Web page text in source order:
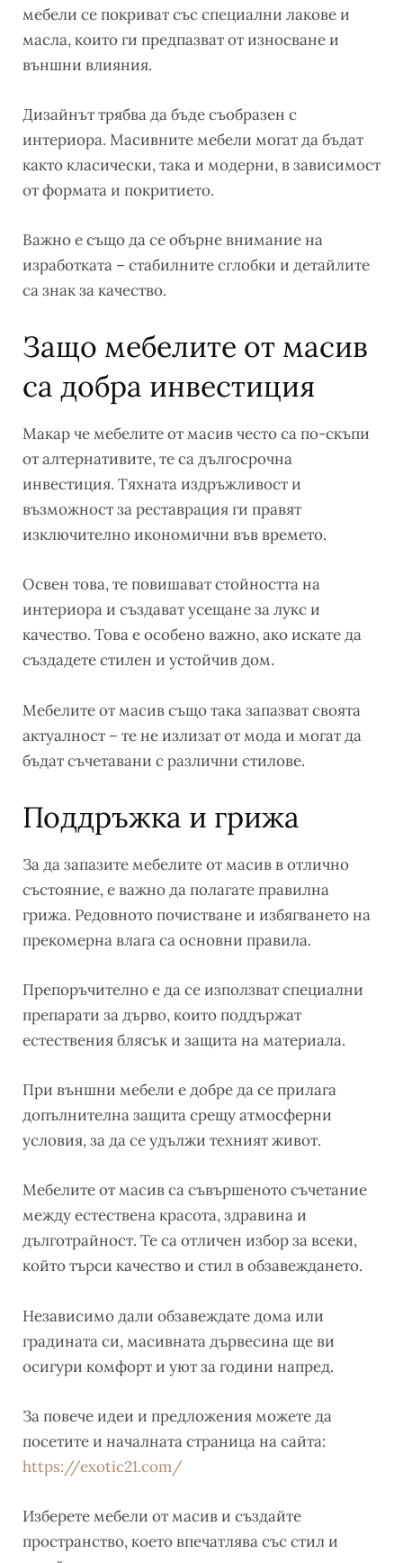
мебели се покриват със специални лакове и
масла, които ги предпазват от износване и
външни влияния.
Дизайнът трябва да бъде съобразен с
интериора. Масивните мебели могат да бъдат
както класически, така и модерни, в зависимост
от формата и покритието.
Важно е също да се обърне внимание на
изработката – стабилните сглобки и детайлите
са знак за качество.
Защо мебелите от масив
са добра инвестиция
Макар че мебелите от масив често са по-скъпи
от алтернативите, те са дългосрочна
инвестиция. Тяхната издръжливост и
възможност за реставрация ги правят
изключително икономични във времето.
Освен това, те повишават стойността на
интериора и създават усещане за лукс и
качество. Това е особено важно, ако искате да
създадете стилен и устойчив дом.
Мебелите от масив също така запазват своята
актуалност – те не излизат от мода и могат да
бъдат съчетавани с различни стилове.
Поддръжка и грижа
За да запазите мебелите от масив в отлично
състояние, е важно да полагате правилна
грижа. Редовното почистване и избягването на
прекомерна влага са основни правила.
Препоръчително е да се използват специални
препарати за дърво, които поддържат
естествения блясък и защита на материала.
При външни мебели е добре да се прилага
допълнителна защита срещу атмосферни
условия, за да се удължи техният живот.
Мебелите от масив са съвършеното съчетание
между естествена красота, здравина и
дълготрайност. Те са отличен избор за всеки,
който търси качество и стил в обзавеждането.
Независимо дали обзавеждате дома или
градината си, масивната дървесина ще ви
осигури комфорт и уют за години напред.
За повече идеи и предложения можете да
посетите и началната страница на сайта:
https://exotic21.com/
Изберете мебели от масив и създайте
пространство, което впечатлява със стил и